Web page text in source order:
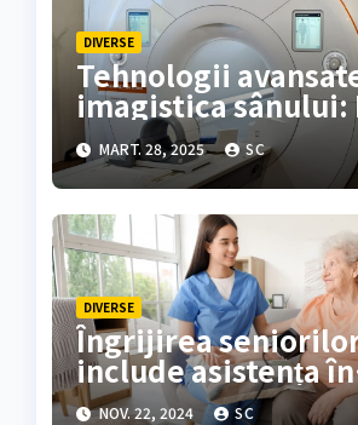
DIVERSE
Tehnologii
imagistica sânului:
la Donna Medical
MART. 28, 2025 SC
DIVERSE
Îngrijirea
include asistența în
căminele de
NOV. 22, 2024 SC